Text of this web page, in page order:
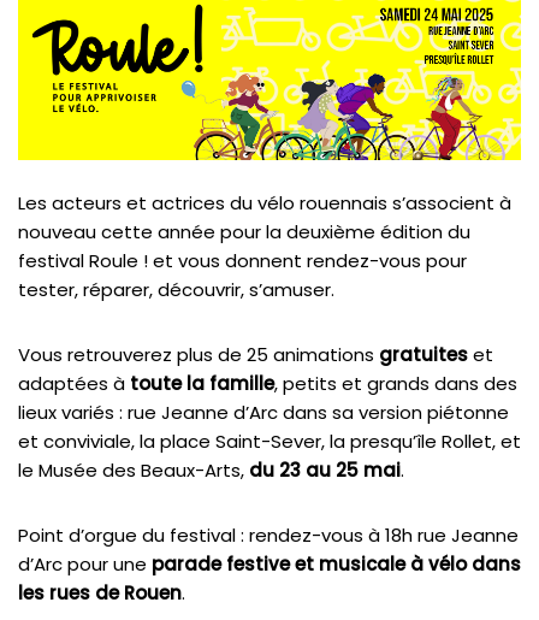
Les acteurs et actrices du vélo rouennais s’associent à
nouveau cette année pour la deuxième édition du
festival Roule ! et vous donnent rendez-vous pour
tester, réparer, découvrir, s’amuser.
Vous retrouverez plus de 25 animations gratuiteset
adaptées à toute la famille, petits et grands dans des
lieux variés : rue Jeanne d’Arc dans sa version piétonne
et conviviale, la place Saint-Sever, la presqu’île Rollet, et
le Musée des Beaux-Arts, du 23 au 25 mai.
Point d’orgue du festival : rendez-vous à 18h rue Jeanne
d’Arc pour une parade festive et musicale à vélo dans
les rues de Rouen.